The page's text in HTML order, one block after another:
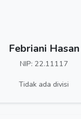
Febriani Hasan
NIP: 22.11117
Tidak ada divisi